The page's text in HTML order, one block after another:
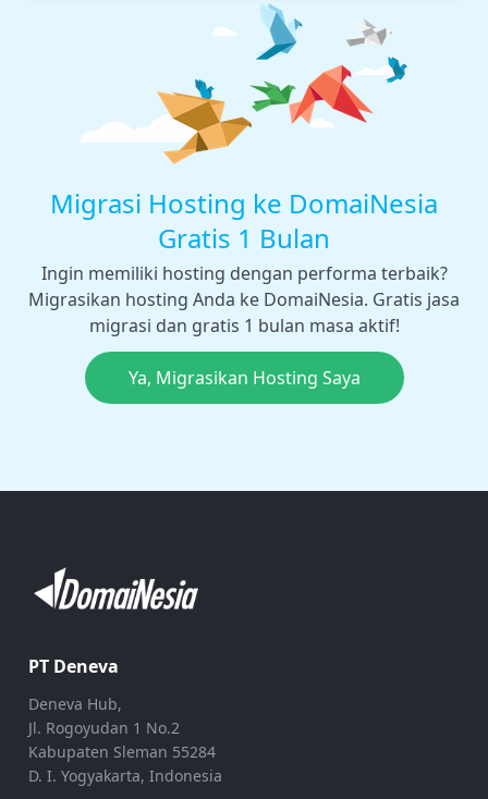
Migrasi Hosting ke DomaiNesia
Gratis 1 Bulan
Ingin memiliki hosting dengan performa terbaik?
Migrasikan hosting Anda ke DomaiNesia. Gratis jasa
migrasi dan gratis 1 bulan masa aktif!
Ya, Migrasikan Hosting Saya
PT Deneva
Deneva Hub,
Jl. Rogoyudan 1 No.2
Kabupaten Sleman 55284
D. I. Yogyakarta, Indonesia